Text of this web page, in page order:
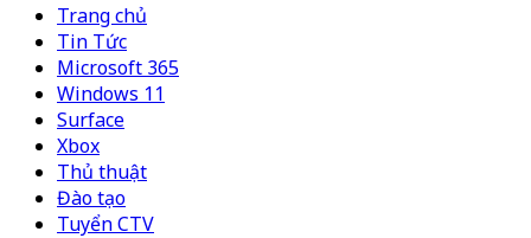
Trang chủ
Tin Tức
Microsoft 365
Windows 11
Surface
Xbox
Thủ thuật
Đào tạo
Tuyển CTV